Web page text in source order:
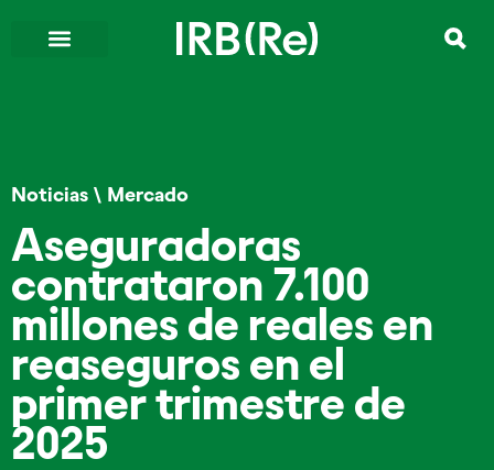
Noticias \ Mercado
Aseguradoras
contrataron 7.100
millones de reales en
reaseguros en el
primer trimestre de
2025